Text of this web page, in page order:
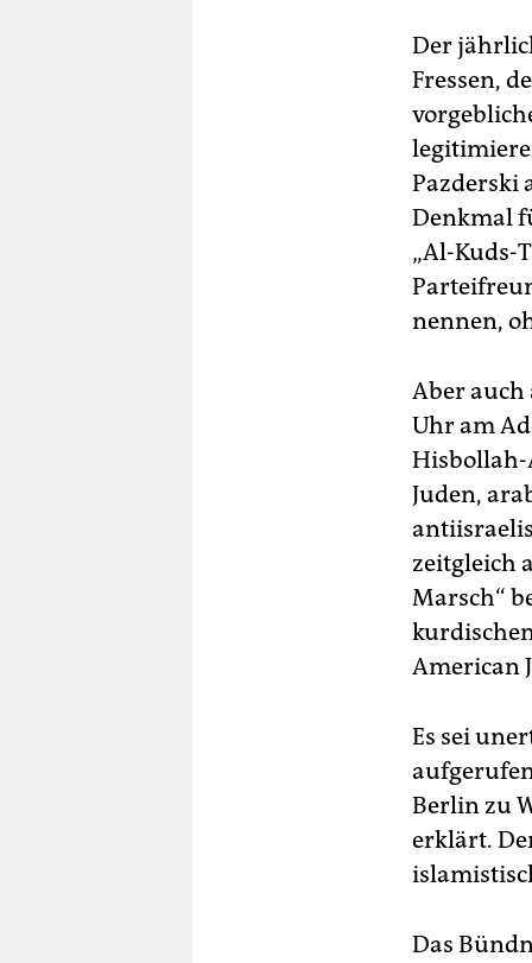
Der
Fressen,
Pazderski
Denkmal
„Al-Kuds-
nennen,
Aber auch
Uhr am
Hisbollah-
Juden,
zeitgleich
Marsch“
American
Es sei
Berlin zu
erklärt.
Das